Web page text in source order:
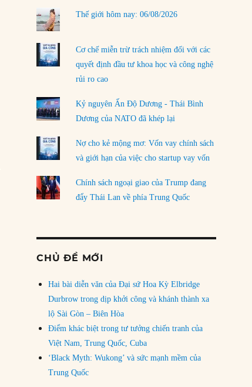
Thế giới hôm nay: 06/08/2026
Cơ chế miễn trừ trách nhiệm đối với các
quyết định đầu tư khoa học và công nghệ
rủi ro cao
Kỷ nguyên Ấn Độ Dương - Thái Bình
Dương của NATO đã khép lại
Nợ cho kẻ mộng mơ: Vốn vay chính sách
và giới hạn của việc cho startup vay vốn
Chính sách ngoại giao của Trump đang
đẩy Thái Lan về phía Trung Quốc
CHỦ ĐỀ MỚI
Hai bài diễn văn của Đại sứ Hoa Kỳ Elbridge
Durbrow trong dịp khởi công và khánh thành xa
lộ Sài Gòn – Biên Hòa
Điểm khác biệt trong tư tưởng chiến tranh của
Việt Nam, Trung Quốc, Cuba
‘Black Myth: Wukong’ và sức mạnh mềm của
Trung Quốc